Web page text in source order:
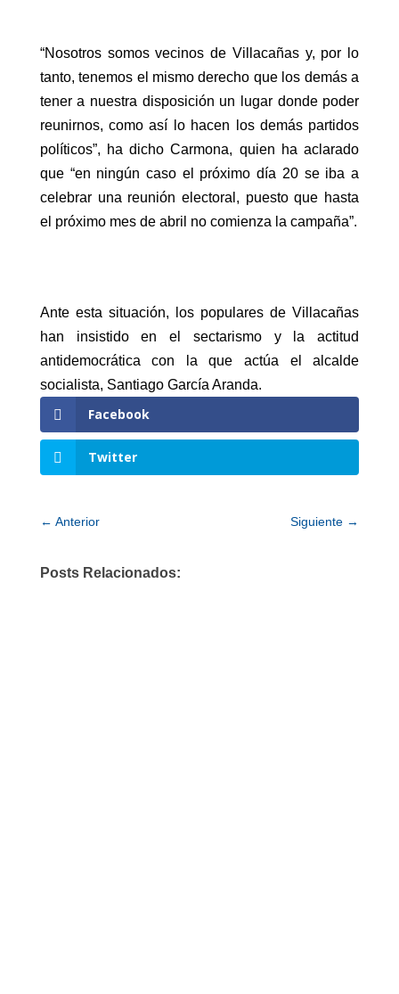
“Nosotros somos vecinos de Villacañas y, por lo
tanto, tenemos el mismo derecho que los demás a
tener a nuestra disposición un lugar donde poder
reunirnos, como así lo hacen los demás partidos
políticos”, ha dicho Carmona, quien ha aclarado
que “en ningún caso el próximo día 20 se iba a
celebrar una reunión electoral, puesto que hasta
el próximo mes de abril no comienza la campaña”.
Ante esta situación, los populares de Villacañas
han insistido en el sectarismo y la actitud
antidemocrática con la que actúa el alcalde
socialista, Santiago García Aranda.
Facebook
Twitter
← Anterior Siguiente →
Posts Relacionados: